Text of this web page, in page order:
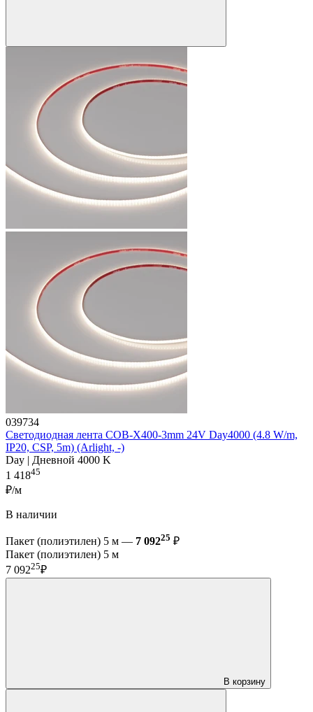
039734
Светодиодная лента COB-X400-3mm 24V Day4000 (4.8 W/m,
IP20, CSP, 5m) (Arlight, -)
Day | Дневной 4000 K
1 41845
₽/м
В наличии
Пакет (полиэтилен) 5 м — 7 09225 ₽
Пакет (полиэтилен) 5 м
7 09225₽
В корзину